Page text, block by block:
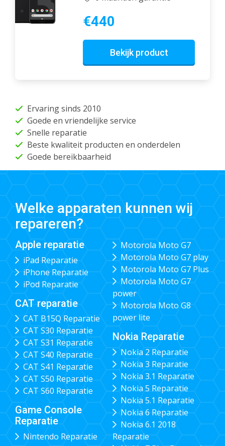
€440
Bekijk product
Ervaring sinds 2010
Goede en vriendelijke service
Snelle reparatie
Beste kwaliteit producten en onderdelen
Goede bereikbaarheid
Welke apparaten kunnen wij
repareren?
Apple reparatie
iPad Reparatie
iPhone Reparatie
iPod Reparatie
CAT reparatie
CAT B15Q Reparatie
CAT S30 Reparatie
CAT S31 Reparatie
CAT S40 Reparatie
CAT S41 Reparatie
CAT S50 Reparatie
CAT S60 Reparatie
Game Console
Reparatie
Nintendo Reparatie
Motorola Moto G7
Motorola Moto G7 play
Motorola Moto G7 Plus
Motorola Moto G7
power
Motorola Moto G8
power lite
Nokia Reparatie
Nokia 2 Reparatie
Nokia 3 Reparatie
Nokia 3.1 Reparatie
Nokia 5 Reparatie
Nokia 5.1 Reparatie
Nokia 6 Reparatie
Nokia 6.1 2018
Reparatie